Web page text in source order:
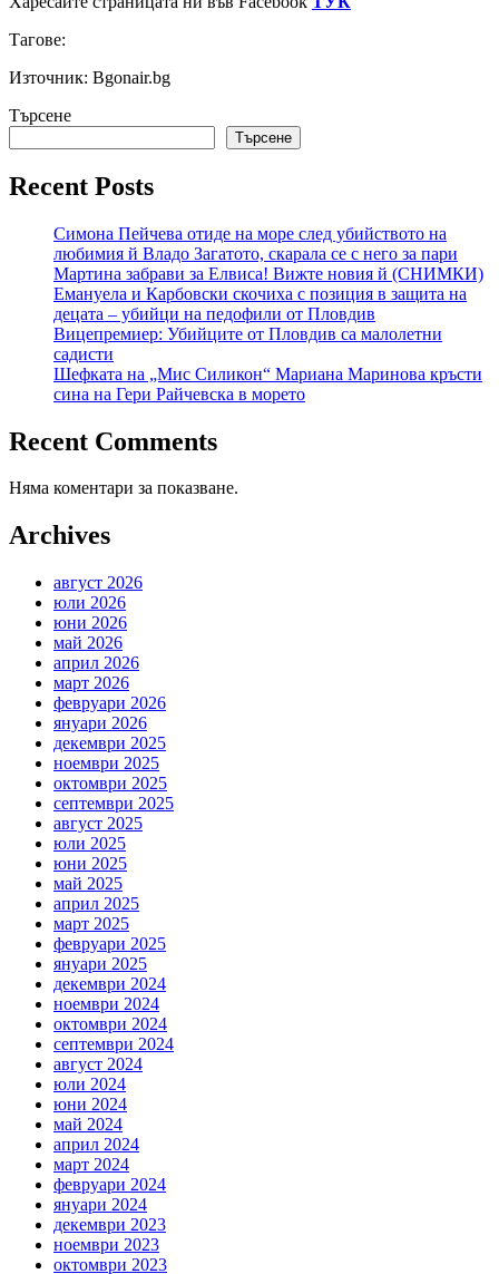
Тагове:
Източник: Bgonair.bg
Търсене
Търсене
Recent Posts
Симона Пейчева отиде на море след убийството на
любимия й Владо Загатото, скарала се с него за пари
Мартина забрави за Елвиса! Вижте новия й (СНИМКИ)
Емануела и Карбовски скочиха с позиция в защита на
децата – убийци на педофили от Пловдив
Вицепремиер: Убийците от Пловдив са малолетни
садисти
Шефката на „Мис Силикон“ Мариана Маринова кръсти
сина на Гери Райчевска в морето
Recent Comments
Няма коментари за показване.
Archives
август 2026
юли 2026
юни 2026
май 2026
април 2026
март 2026
февруари 2026
януари 2026
декември 2025
ноември 2025
октомври 2025
септември 2025
август 2025
юли 2025
юни 2025
май 2025
април 2025
март 2025
февруари 2025
януари 2025
декември 2024
ноември 2024
октомври 2024
септември 2024
август 2024
юли 2024
юни 2024
май 2024
април 2024
март 2024
февруари 2024
януари 2024
декември 2023
ноември 2023
октомври 2023